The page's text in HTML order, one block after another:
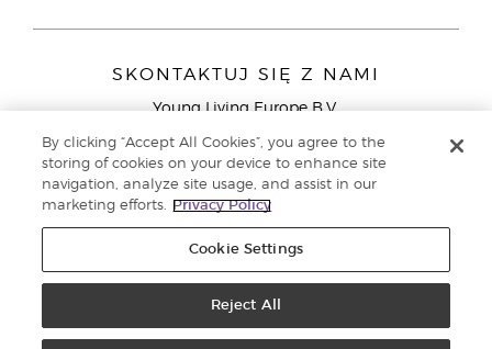
SKONTAKTUJ SIĘ Z NAMI
Young Living Europe B.V.
9727 AJ Groningen
Young Living Europe Ltd - Europejska siedziba
główna:+44 (0) 20 3935 9000
zastrzeżone. |Polityka prywatności
By clicking “Accept All Cookies”, you agree to the
storing of cookies on your device to enhance site
navigation, analyze site usage, and assist in our
marketing efforts.
Privacy Policy
Cookie Settings
Reject All